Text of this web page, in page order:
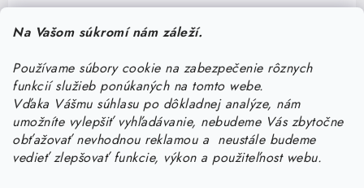
Na Vašom súkromí nám záleží.
Používame súbory cookie na zabezpečenie rôznych
funkcií služieb ponúkaných na tomto webe.
Vďaka Vášmu súhlasu po dôkladnej analýze, nám
umožníte vylepšiť vyhľadávanie, nebudeme Vás zbytočne
obťažovať nevhodnou reklamou a neustále budeme
vedieť zlepšovať funkcie, výkon a použiteľnost webu.
Pomôžeme vám s výberom
Potrebujete s niečím poradiť? Sme tu pre vás!
objednavky@kurin.sk
0950456469